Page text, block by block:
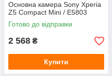
Основна камера Sony Xperia
Z5 Compact Mini / E5803
Готово до відправки
2 568 ₴
Купити